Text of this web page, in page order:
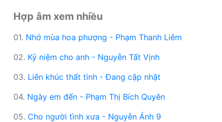
Hợp âm xem nhiều
01. Nhớ mùa hoa phượng - Phạm Thanh Liêm
02. Kỷ niệm cho anh - Nguyễn Tất Vịnh
03. Liên khúc thất tình - Đang cập nhật
04. Ngày em đến - Phạm Thị Bích Quyên
05. Cho người tình xưa - Nguyễn Ánh 9